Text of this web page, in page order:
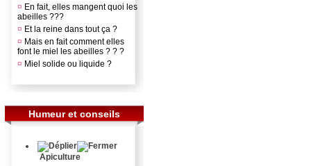
¤ En fait, elles mangent quoi les
abeilles ???
¤ Et la reine dans tout ça ?
¤ Mais en fait comment elles
font le miel les abeilles ? ? ?
¤ Miel solide ou liquide ?
Humeur et conseils
Apiculture